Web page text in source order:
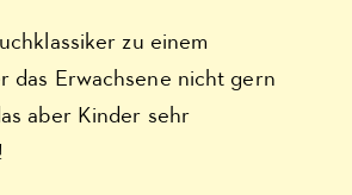
zu einem
das Erwachsene nicht gern
aber Kinder sehr